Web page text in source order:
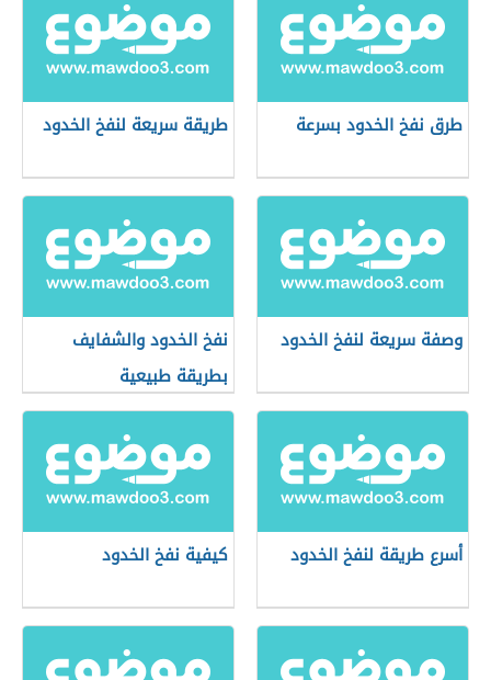
طرق نفخ الخدود بسرعة طريقة سريعة لنفخ الخدود
وصفة سريعة لنفخ الخدود
نفخ الخدود والشفايف
بطريقة طبيعية
أسرع طريقة لنفخ الخدود كيفية نفخ الخدود